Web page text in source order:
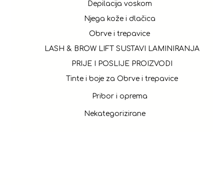
Depilacija voskom
Njega kože i dlačica
Obrve i trepavice
LASH & BROW LIFT SUSTAVI LAMINIRANJA
PRIJE I POSLIJE PROIZVODI
Tinte i boje za Obrve i trepavice
Pribor i oprema
Nekategorizirane